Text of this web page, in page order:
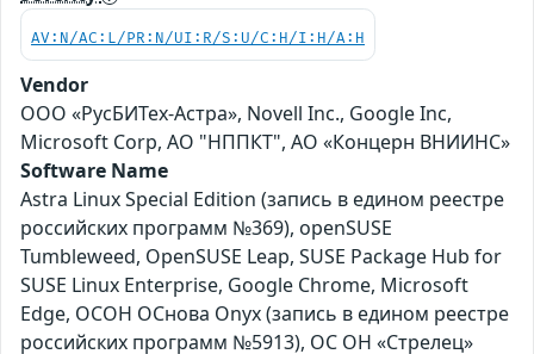
AV:N/AC:L/PR:N/UI:R/S:U/C:H/I:H/A:H
Vendor
ООО «РусБИТех-Астра», Novell Inc., Google Inc,
Microsoft Corp, АО "НППКТ", АО «Концерн ВНИИНС»
Software Name
Astra Linux Special Edition (запись в едином реестре
российских программ №369), openSUSE
Tumbleweed, OpenSUSE Leap, SUSE Package Hub for
SUSE Linux Enterprise, Google Chrome, Microsoft
Edge, ОСОН ОСнова Оnyx (запись в едином реестре
российских программ №5913), ОС ОН «Стрелец»